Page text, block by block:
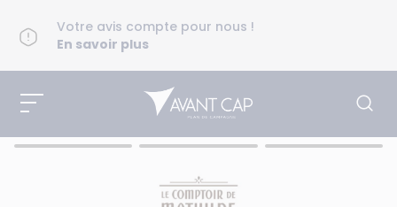
Votre avis compte pour nous !
En savoir plus